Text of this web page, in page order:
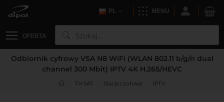
PL MENU
OFERTA
Odbiornik cyfrowy VSA N8 WiFi (WLAN 802.11 b/g/n dual
channel 300 Mbit) IPTV 4K H.265/HEVC
TV-SAT Stacje czołowe IPTV